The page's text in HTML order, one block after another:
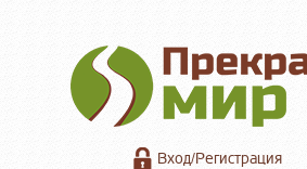
Вход/Регистрация